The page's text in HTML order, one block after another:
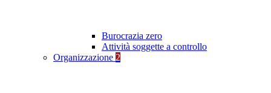
Burocrazia zero
Attività soggette a controllo
Organizzazione 2